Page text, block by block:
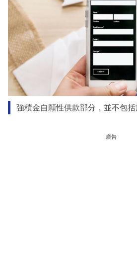
強積金自願性供款部分，並不包括
廣告